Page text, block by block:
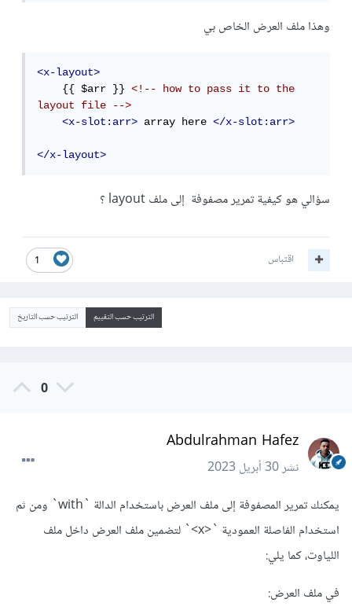
وهذا ملف العرض الخاص بي
<x-layout>
    {{ $arr }}
<!-- how to pass it to the
layout file -->
<x-slot:arr> array here </x-slot:arr>
</x-layout>
سؤالي هو كيفية تمرير مصفوفة إلى ملف layout ؟
1 اقتباس
الترتيب حسب التقييم الترتيب حسب التاريخ
0
Abdulrahman Hafez
نشر30 أبريل 2023
يمكنك تمرير المصفوفة إلى ملف العرض باستخدام الدالة `with` ومن ثم
استخدام الفاصلة العمودية `<x>` لتضمين ملف العرض داخل ملف
اللياوت، كما يلي:
في ملف العرض: